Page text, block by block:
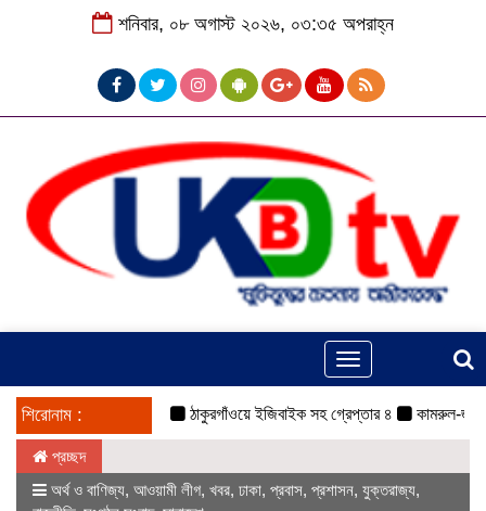
শনিবার, ০৮ অগাস্ট ২০২৬, ০৩:৩৫ অপরাহ্ন
Toggle
navigation
শিরোনাম : ঠাকুরগাঁওয়ে ইজিবাইক সহ গ্রেপ্তার ৪ কামরুল-জসিম
প্রচ্ছদ
অর্থ ও বাণিজ্য, আওয়ামী লীগ, খবর, ঢাকা, প্রবাস, প্রশাসন, যুক্তরাজ্য,